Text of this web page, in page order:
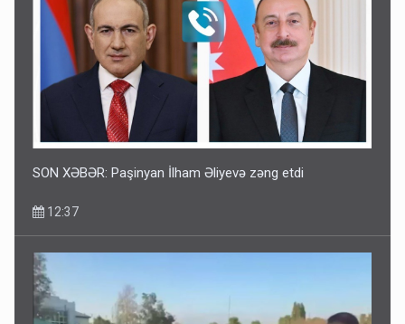
SON XƏBƏR: Paşinyan İlham Əliyevə zəng etdi
12:37